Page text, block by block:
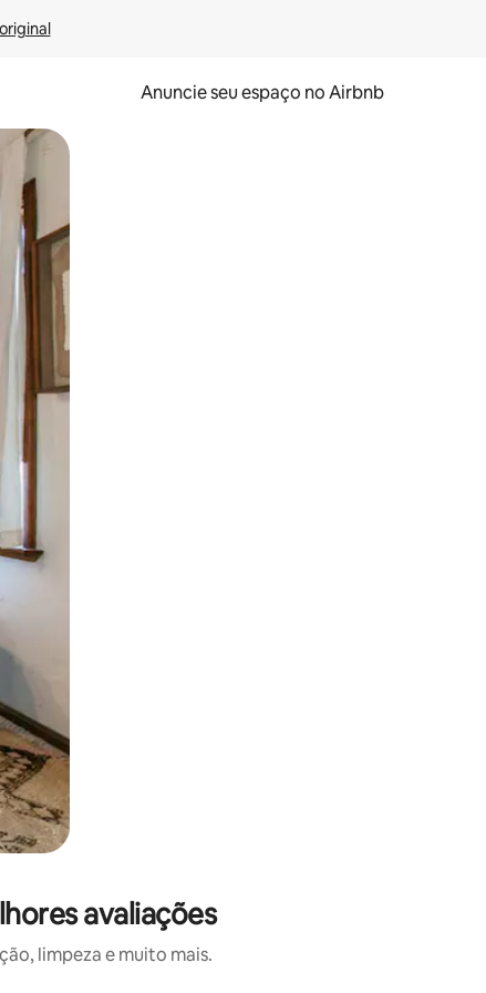
Anuncie seu espaço no Airbnb
o dedo na tela.
avaliações
limpeza e muito mais.